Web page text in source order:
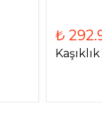
₺